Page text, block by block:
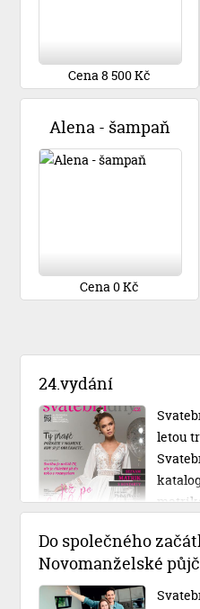
Cena 8 500 Kč
Alena - šampaň
Cena 0 Kč
24.vydání
letou
Do společného
Novomanželské